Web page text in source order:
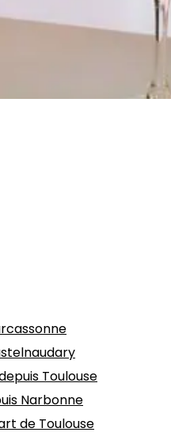
Toulouse
Narbonne
de Toulouse